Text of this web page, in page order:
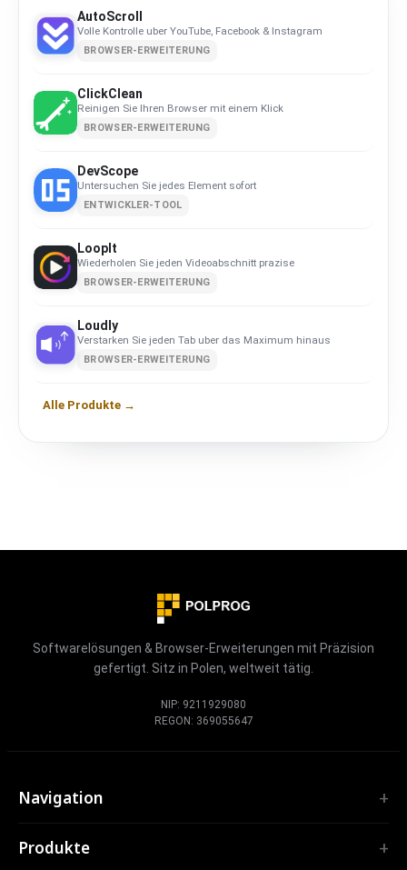
AutoScroll
Volle Kontrolle uber YouTube, Facebook & Instagram
BROWSER-ERWEITERUNG
ClickClean
Reinigen Sie Ihren Browser mit einem Klick
BROWSER-ERWEITERUNG
DevScope
Untersuchen Sie jedes Element sofort
ENTWICKLER-TOOL
LoopIt
Wiederholen Sie jeden Videoabschnitt prazise
BROWSER-ERWEITERUNG
Loudly
Verstarken Sie jeden Tab uber das Maximum hinaus
BROWSER-ERWEITERUNG
Alle Produkte →
Softwarelösungen & Browser-Erweiterungen mit Präzision
gefertigt. Sitz in Polen, weltweit tätig.
NIP: 9211929080
REGON: 369055647
Navigation
Leistungen
Produkte